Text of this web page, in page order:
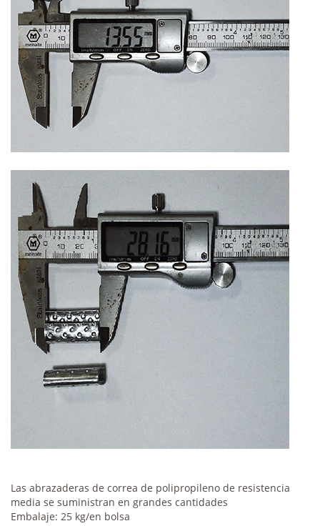
Las abrazaderas de correa de polipropileno de resistencia
media se suministran en grandes cantidades
Embalaje: 25 kg/en bolsa